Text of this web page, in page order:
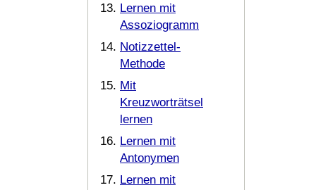
Lernen mit
Assoziogramm
Notizzettel-
Methode
Mit
Kreuzworträtsel
lernen
Lernen mit
Antonymen
Lernen mit